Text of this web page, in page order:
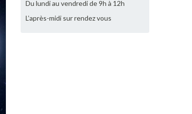
Du lundi au vendredi de 9h à 12h
L’après-midi sur rendez vous